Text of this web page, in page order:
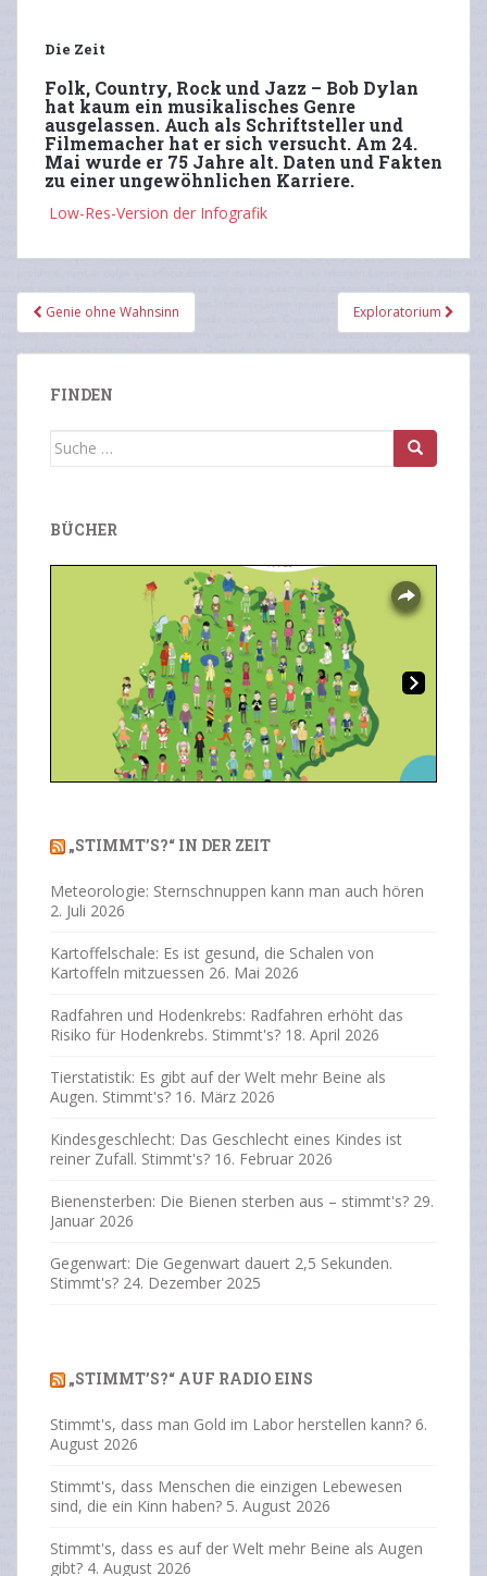
Die Zeit
Folk, Country, Rock und Jazz – Bob Dylan
hat kaum ein musikalisches Genre
ausgelassen. Auch als Schriftsteller und
Filmemacher hat er sich versucht. Am 24.
Mai wurde er 75 Jahre alt. Daten und Fakten
zu einer ungewöhnlichen Karriere.
Low-Res-Version der Infografik
Beitragsnavigation
Genie ohne Wahnsinn Exploratorium
FINDEN
Suche
BÜCHER
Overlays
„STIMMT’S?“ IN DER ZEIT
Meteorologie: Sternschnuppen kann man auch hören
2. Juli 2026
Kartoffelschale: Es ist gesund, die Schalen von
Kartoffeln mitzuessen 26. Mai 2026
Radfahren und Hodenkrebs: Radfahren erhöht das
Risiko für Hodenkrebs. Stimmt's? 18. April 2026
Tierstatistik: Es gibt auf der Welt mehr Beine als
Augen. Stimmt's? 16. März 2026
Kindesgeschlecht: Das Geschlecht eines Kindes ist
reiner Zufall. Stimmt's? 16. Februar 2026
Bienensterben: Die Bienen sterben aus – stimmt's? 29.
Januar 2026
Gegenwart: Die Gegenwart dauert 2,5 Sekunden.
Stimmt's? 24. Dezember 2025
„STIMMT’S?“ AUF RADIO EINS
Stimmt's, dass man Gold im Labor herstellen kann? 6.
August 2026
Stimmt's, dass Menschen die einzigen Lebewesen
sind, die ein Kinn haben? 5. August 2026
Stimmt's, dass es auf der Welt mehr Beine als Augen
gibt? 4. August 2026